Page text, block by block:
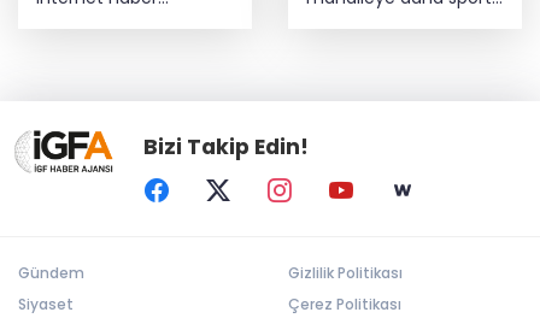
sitelerine mevzuat
yatırım
Bizi Takip Edin!
Gündem
Siyaset
Gizlilik Politikası
Çerez Politikası